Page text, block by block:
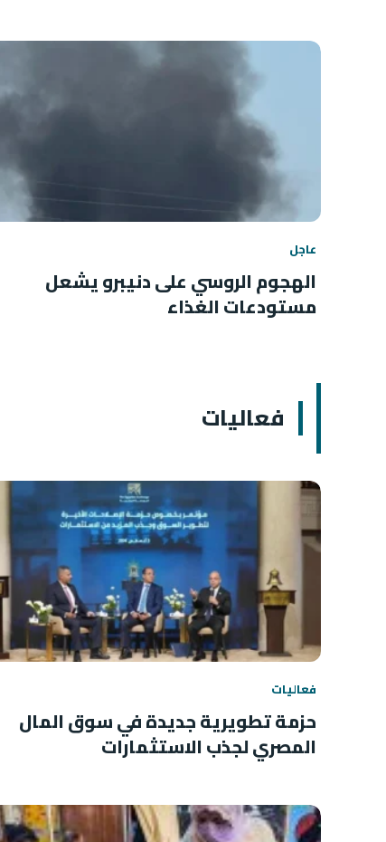
عاجل
الهجوم الروسي على دنيبرو يشعل
مستودعات الغذاء
فعاليات
فعاليات
حزمة تطويرية جديدة في سوق المال
المصري لجذب الاستثمارات